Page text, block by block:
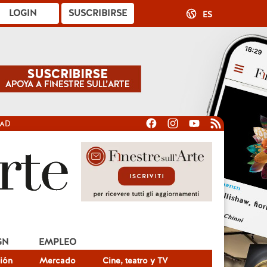
SUSCRIBIRSE
LOGIN ES
Mercado Cine, teatro y TV
EMPLEO